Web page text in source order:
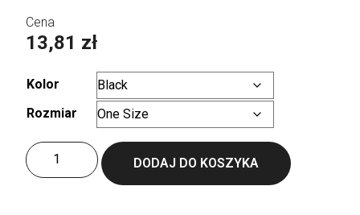
13,81 zł
Kolor
Rozmiar
ilość
Zoom
DODAJ DO KOSZYKA